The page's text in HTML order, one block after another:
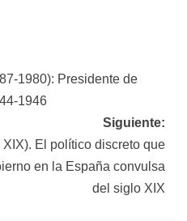
1980): Presidente de
1946
Siguiente:
El político discreto que
en la España convulsa
del siglo XIX